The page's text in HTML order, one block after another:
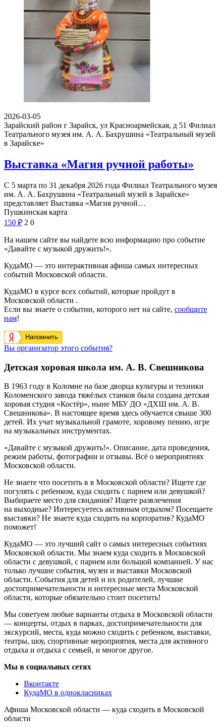
2026-03-05
Зарайский район г Зарайск, ул Красноармейская, д 51 Филиал
Театрального музея им. А. А. Бахрушина «Театральный музей
в Зарайске»
Выставка «Магия ручной работы»
С 5 марта по 31 декабря 2026 года Филиал Театрального музея
им. А. А. Бахрушина «Театральный музей в Зарайске»
представляет Выставка «Магия ручной…
Пушкинская карта
150 ₽ 2 0
На нашем сайте вы найдете всю информацию про событие
«Давайте с музыкой дружить!».
КудаМО — это интерактивная афиша самых интересных
событий Московской области.
КудаМО в курсе всех событий, которые пройдут в
Московской области .
Если вы знаете о событии, которого нет на сайте, сообщите
нам!
Напомнить
Вы организатор этого события?
Детская хоровая школа им. А. В. Свешникова
В 1963 году в Коломне на базе дворца культуры и техники
Коломенского завода тяжёлых станков была создана детская
хоровая студия «Костёр», ныне МБУ ДО «ДХШ им. А. В.
Свешникова». В настоящее время здесь обучается свыше 300
детей. Их учат музыкальной грамоте, хоровому пению, игре
на музыкальных инструментах.
«Давайте с музыкой дружить!». Описание, дата проведения,
режим работы, фотографии и отзывы. Всё о мероприятиях
Московской области.
Не знаете что посетить в в Московской области? Ищете где
погулять с ребенком, куда сходить с парнем или девушкой?
Выбираете место для свидания? Ищете развлечения
на выходные? Интересуетесь активным отдыхом? Посещаете
выставки? Не знаете куда сходить на корпоратив? КудаМО
поможет!
КудаМО — это лучший сайт о самых интересных событиях
Московской области. Мы знаем куда сходить в Московской
области с девушкой, с парнем или большой компанией. У нас
только лучшие события, музеи и выставки Московской
области. События для детей и их родителей, лучшие
достопримечательности и интересные места Московской
области, которые обязательно стоит посетить!
Мы советуем любые варианты отдыха в Московской области
— концерты, отдых в парках, достопримечательности для
экскурсий, места, куда можно сходить с ребенком, выставки,
театры, шоу, спортивные мероприятия, места для активного
отдыха и отдыха с семьей, и многое другое.
Мы в социальных сетях
Вконтакте
КудаМО в однокласниках
Афиша Московской области — куда сходить в Московской
области